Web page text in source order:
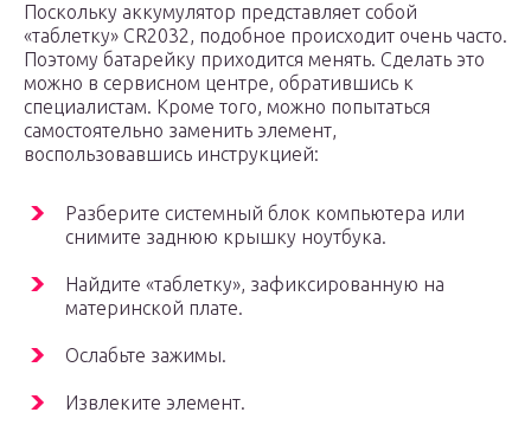
Поскольку аккумулятор представляет собой
«таблетку» CR2032, подобное происходит очень часто.
Поэтому батарейку приходится менять. Сделать это
можно в сервисном центре, обратившись к
специалистам. Кроме того, можно попытаться
самостоятельно заменить элемент,
воспользовавшись инструкцией:
Разберите системный блок компьютера или
снимите заднюю крышку ноутбука.
Найдите «таблетку», зафиксированную на
материнской плате.
Ослабьте зажимы.
Извлеките элемент.